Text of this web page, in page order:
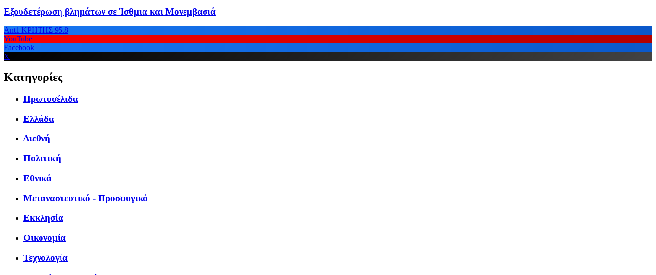
Εξουδετέρωση βλημάτων σε Ίσθμια και Μονεμβασιά
Ant1 ΚΡΗΤΗΣ 95.8
YouTube
Facebook
X
Κατηγορίες
Πρωτοσέλιδα
Ελλάδα
Διεθνή
Πολιτική
Εθνικά
Μεταναστευτικό - Προσφυγικό
Εκκλησία
Οικονομία
Τεχνολογία